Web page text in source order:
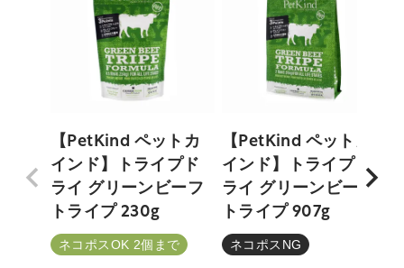
【PetKind ペットカ
インド】トライプド
ライ グリーンビーフ
トライプ 230g
ネコポスOK 2個まで
【PetKind ペットカ
インド】トライプド
ライ グリーンビーフ
トライプ 907g
ネコポスNG